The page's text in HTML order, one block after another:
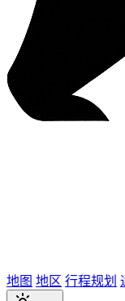
地图 地区 行程规划